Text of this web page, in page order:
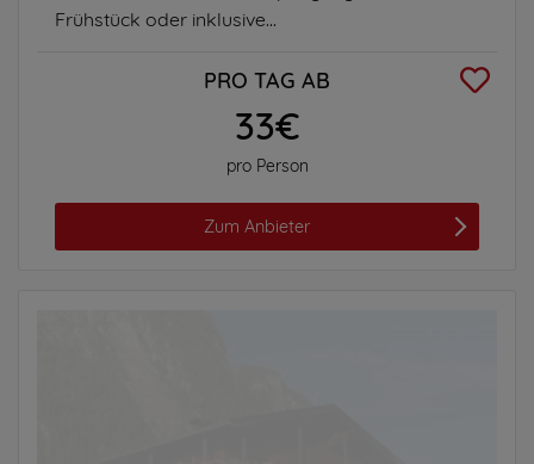
Frühstück oder inklusive...
PRO TAG AB
33€
pro Person
Zum Anbieter